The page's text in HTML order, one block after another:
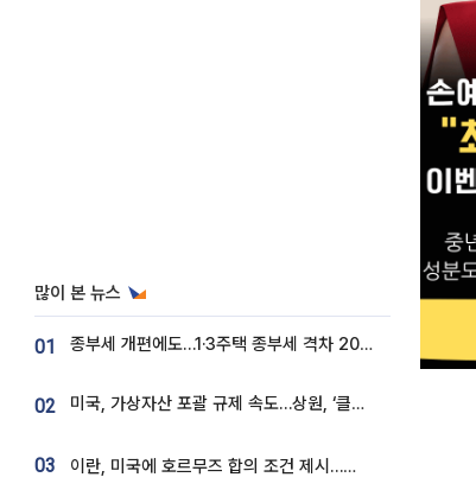
많이 본 뉴스
01 종부세 개편에도…1·3주택 종부세 격차 2028년부터 확대
02 미국, 가상자산 포괄 규제 속도…상원, ‘클래리티법’ 9월 절차투표 추진
03 이란, 미국에 호르무즈 합의 조건 제시…美 “경기 아직 안 끝나” [종합]